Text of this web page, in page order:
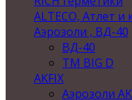
ALTECO, Атлет
Аэрозоли , ВД-40
ВД-40
TM BIG D
AKFIX
Аэрозоли